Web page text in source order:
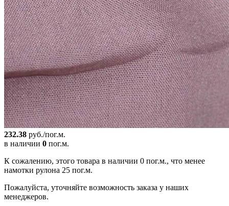
232.38 руб./пог.м.
в наличии 0 пог.м.
К сожалению, этого товара в наличии 0 пог.м., что менее
намотки рулона 25 пог.м.
Пожалуйста, уточняйте возможность заказа у наших
менеджеров.